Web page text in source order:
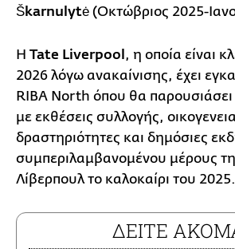
Škarnulytė (Οκτώβριος 2025-
Η Tate Liverpool, η οποία είναι
2026 λόγω ανακαίνισης, έχει
RIBA North όπου θα
με εκθέσεις συλλογής,
δραστηριότητες και δημόσιες
συμπεριλαμβανομένου μέρους
Λίβερπουλ το καλοκαίρι του 2025.
ΔΕΙΤΕ